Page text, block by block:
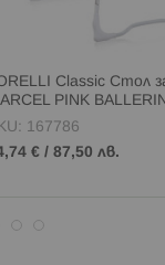
Classic Стол
PINK
167786
€ / 87,50 лв.